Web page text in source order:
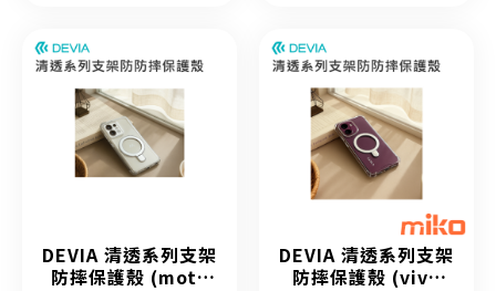
DEVIA 清透系列支架
防摔保護殼 (moto
DEVIA 清透系列支架
防摔保護殼 (vivo